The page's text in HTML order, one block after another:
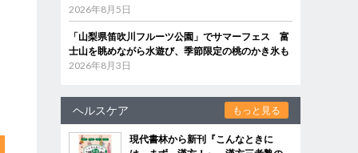
2026年8月5日
「山梨県笛吹川フルーツ公園」でサマーフェス 富
士山を眺めながら水遊び、季節限定の桃のかき氷も
2026年8月3日
ヘルスケア もっと見る
現代書林から新刊『こんなときに